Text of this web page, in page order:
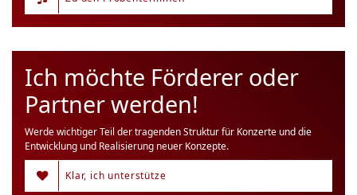
Ich möchte Förderer oder
Partner werden!
Werde wichtiger Teil der tragenden Struktur für Konzerte und die
Entwicklung und Realisierung neuer Konzepte.
Klar, ich unterstütze